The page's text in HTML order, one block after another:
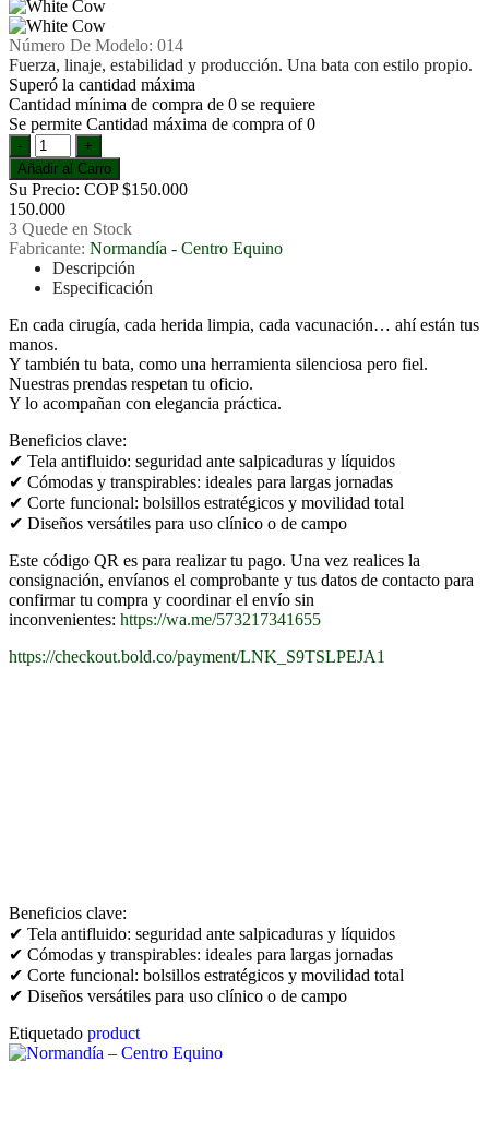
Número De Modelo: 014
Fuerza, linaje, estabilidad y producción. Una bata con estilo propio.
Superó la cantidad máxima
Cantidad mínima de compra de 0 se requiere
Se permite Cantidad máxima de compra οf 0
Su Precio: COP $150.000
150.000
3 Quede en Stock
Fabricante: Normandía - Centro Equino
Descripción
Especificación
En cada cirugía, cada herida limpia, cada vacunación… ahí están tus
manos.
Y también tu bata, como una herramienta silenciosa pero fiel.
Nuestras prendas respetan tu oficio.
Y lo acompañan con elegancia práctica.
Beneficios clave:
✔ Tela antifluido: seguridad ante salpicaduras y líquidos
✔ Cómodas y transpirables: ideales para largas jornadas
✔ Corte funcional: bolsillos estratégicos y movilidad total
✔ Diseños versátiles para uso clínico o de campo
Este código QR es para realizar tu pago. Una vez realices la
consignación, envíanos el comprobante y tus datos de contacto para
confirmar tu compra y coordinar el envío sin
inconvenientes: https://wa.me/573217341655
https://checkout.bold.co/payment/LNK_S9TSLPEJA1
Beneficios clave:
✔ Tela antifluido: seguridad ante salpicaduras y líquidos
✔ Cómodas y transpirables: ideales para largas jornadas
✔ Corte funcional: bolsillos estratégicos y movilidad total
✔ Diseños versátiles para uso clínico o de campo
Etiquetado product